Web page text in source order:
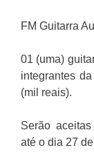
FM Guitarra
01 (uma)
integrantes
(mil reais).
Serão
até o dia 27